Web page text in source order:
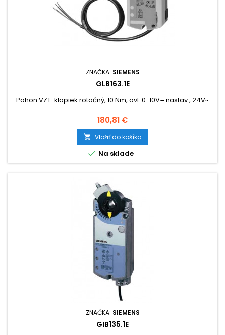
ZNAČKA: SIEMENS
GLB163.1E
Pohon VZT-klapiek rotačný, 10 Nm, ovl. 0-10V= nastav., 24V~
Cena
180,81 €
 Vložiť do košíka
 Na sklade
ZNAČKA: SIEMENS
GIB135.1E